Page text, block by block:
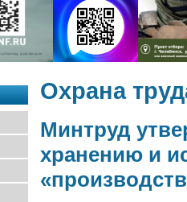
Охрана
Минтруд
хранению и